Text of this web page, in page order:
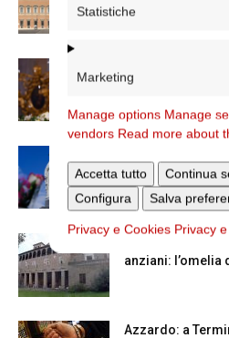
Statistiche
Marketing
Manage options Manage
vendors Read more about
Accetta tutto
Continua
Configura
Salva
Privacy e Cookies Privacy
Maggiore
diocesano a
anziani: l’omelia
Azzardo: a